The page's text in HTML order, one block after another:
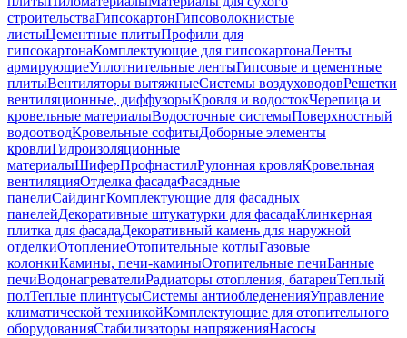
строительстваГипсокартонГипсоволокнистые
листыЦементные плитыПрофили для
гипсокартонаКомплектующие для гипсокартонаЛенты
армирующиеУплотнительные лентыГипсовые и цементные
плитыВентиляторы вытяжныеСистемы воздуховодовРешетки
вентиляционные, диффузорыКровля и водостокЧерепица и
кровельные материалыВодосточные системыПоверхностный
водоотводКровельные софитыДоборные элементы
кровлиГидроизоляционные
материалыШиферПрофнастилРулонная кровляКровельная
вентиляцияОтделка фасадаФасадные
панелиСайдингКомплектующие для фасадных
панелейДекоративные штукатурки для фасадаКлинкерная
плитка для фасадаДекоративный камень для наружной
отделкиОтоплениеОтопительные котлыГазовые
колонкиКамины, печи-каминыОтопительные печиБанные
печиВодонагревателиРадиаторы отопления, батареиТеплый
полТеплые плинтусыСистемы антиобледененияУправление
климатической техникойКомплектующие для отопительного
оборудованияСтабилизаторы напряженияНасосы